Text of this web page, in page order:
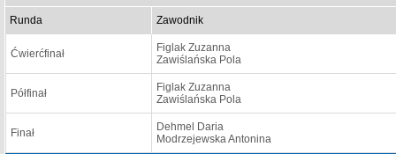
Runda Zawodnik
Ćwierćfinał
Figlak Zuzanna
Zawiślańska Pola
Półfinał
Figlak Zuzanna
Zawiślańska Pola
Finał
Dehmel Daria
Modrzejewska Antonina